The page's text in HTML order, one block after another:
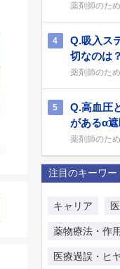
薬剤師のた
4
Q.吸入ス
切なのは？
薬剤師のた
5
Q.高血圧
があるα遮
薬剤師のた
注目のキーワー
キャリア
薬物療法・作
医療過誤・ヒ